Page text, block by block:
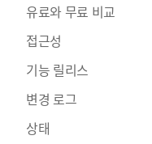
유료와 무료 비교
접근성
기능 릴리스
변경 로그
상태